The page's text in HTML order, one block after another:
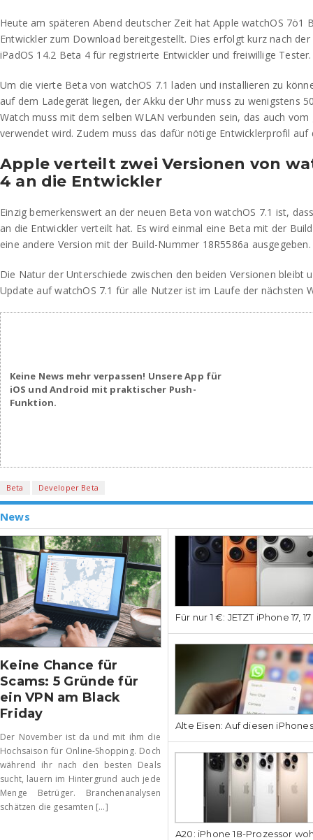
Heute am späteren Abend deutscher Zeit hat Apple watchOS 7ö1
Entwickler zum Download bereitgestellt. Dies erfolgt kurz nach
iPadOS 14.2 Beta 4 für registrierte Entwickler und freiwillige Tester.
Um die vierte Beta von watchOS 7.1 laden und installieren zu
auf dem Ladegerät liegen, der Akku der Uhr muss zu wenigstens
Watch muss mit dem selben WLAN verbunden sein, das auch
verwendet wird. Zudem muss das dafür nötige Entwicklerprofil auf
Apple verteilt zwei Versionen von
4 an die Entwickler
Einzig bemerkenswert an der neuen Beta von watchOS 7.1 ist,
an die Entwickler verteilt hat. Es wird einmal eine Beta mit der
eine andere Version mit der Build-Nummer 18R5586a ausgegeben.
Die Natur der Unterschiede zwischen den beiden Versionen bleibt
Update auf watchOS 7.1 für alle Nutzer ist im Laufe der nächsten
Keine News mehr verpassen! Unsere App für
iOS und Android mit praktischer Push-
Funktion.
Beta Developer Beta
News
Keine Chance für
Scams: 5 Gründe für
ein VPN am Black
Friday
Der November ist da und mit ihm die
Hochsaison für Online-Shopping. Doch
während ihr nach den besten Deals
sucht, lauern im Hintergrund auch jede
Menge Betrüger. Branchenanalysen
schätzen die gesamten [...]
Für nur 1 €: JETZT iPhone 17,
Alte Eisen: Auf diesen
A20: iPhone 18-Prozessor